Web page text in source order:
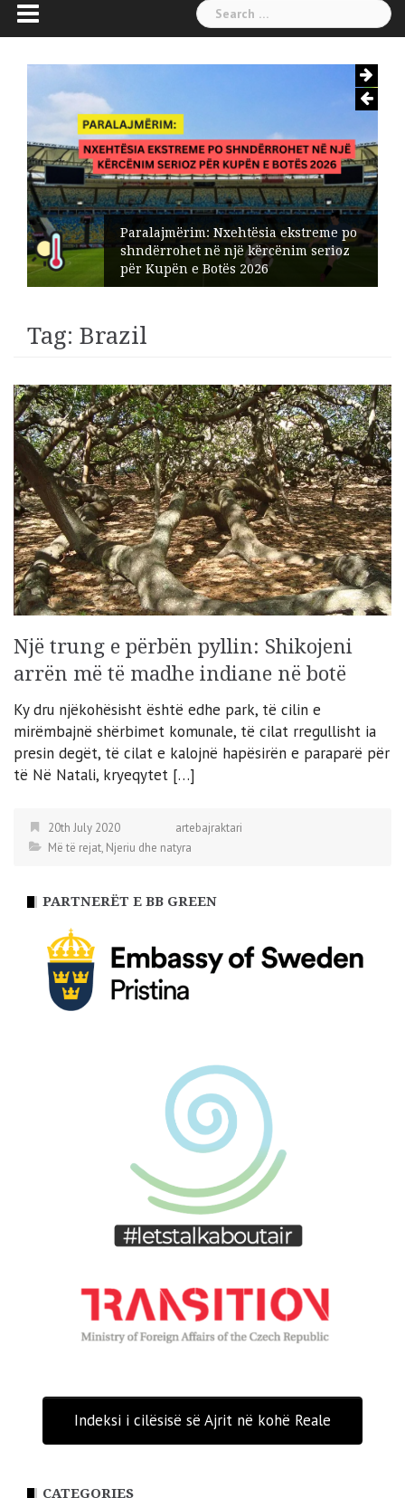
Search
for:
Paralajmërim: Nxehtësia ekstreme po
shndërrohet në një kërcënim serioz
për Kupën e Botës 2026
Tag: Brazil
Një trung e përbën pyllin: Shikojeni
arrën më të madhe indiane në botë
Ky dru njëkohësisht është edhe park, të cilin e
mirëmbajnë shërbimet komunale, të cilat rregullisht ia
presin degët, të cilat e kalojnë hapësirën e paraparë për
të Në Natali, kryeqytet […]
20th July 2020
artebajraktari
Më të rejat, Njeriu dhe natyra
PARTNERËT E BB GREEN
Indeksi i cilësisë së Ajrit në kohë Reale
CATEGORIES